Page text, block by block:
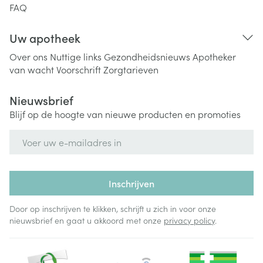
FAQ
Uw apotheek
Over ons Nuttige links Gezondheidsnieuws Apotheker
van wachtVoorschriftZorgtarieven
Nieuwsbrief
Blijf op de hoogte van nieuwe producten en promoties
Inschrijven
Door op inschrijven te klikken, schrijft u zich in voor onze
nieuwsbrief en gaat u akkoord met onze privacy policy.